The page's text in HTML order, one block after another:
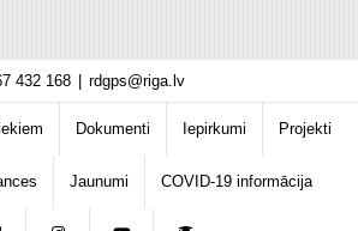
432 168 rdgps@riga.lv
Dokumenti Iepirkumi Projekti
Jaunumi COVID-19 informācija